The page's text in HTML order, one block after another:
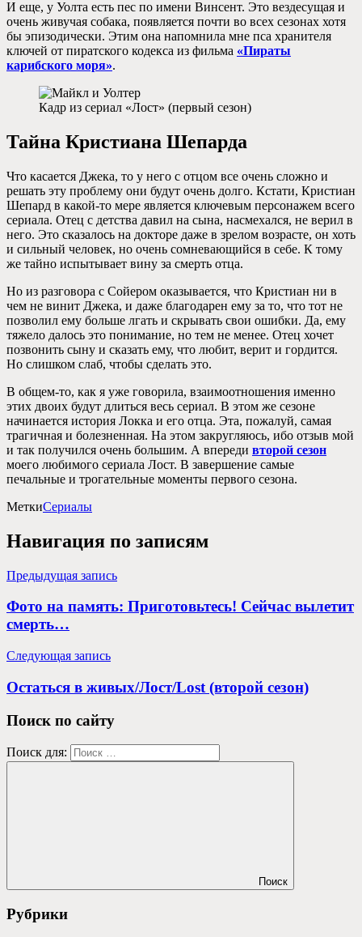
И еще, у Уолта есть пес по имени Винсент. Это вездесущая и
очень живучая собака, появляется почти во всех сезонах хотя
бы эпизодически. Этим она напомнила мне пса хранителя
ключей от пиратского кодекса из фильма «Пираты
карибского моря».
Кадр из сериал «Лост» (первый сезон)
Тайна Кристиана Шепарда
Что касается Джека, то у него с отцом все очень сложно и
решать эту проблему они будут очень долго. Кстати, Кристиан
Шепард в какой-то мере является ключевым персонажем всего
сериала. Отец с детства давил на сына, насмехался, не верил в
него. Это сказалось на докторе даже в зрелом возрасте, он хоть
и сильный человек, но очень сомневающийся в себе. К тому
же тайно испытывает вину за смерть отца.
Но из разговора с Сойером оказывается, что Кристиан ни в
чем не винит Джека, и даже благодарен ему за то, что тот не
позволил ему больше лгать и скрывать свои ошибки. Да, ему
тяжело далось это понимание, но тем не менее. Отец хочет
позвонить сыну и сказать ему, что любит, верит и гордится.
Но слишком слаб, чтобы сделать это.
В общем-то, как я уже говорила, взаимоотношения именно
этих двоих будут длиться весь сериал. В этом же сезоне
начинается история Локка и его отца. Эта, пожалуй, самая
трагичная и болезненная. На этом закругляюсь, ибо отзыв мой
и так получился очень большим. А впереди второй сезон
моего любимого сериала Лост. В завершение самые
печальные и трогательные моменты первого сезона.
МеткиСериалы
Навигация по записям
Предыдущая запись
Фото на память: Приготовьтесь! Сейчас вылетит
смерть…
Следующая запись
Остаться в живых/Лост/Lost (второй сезон)
Поиск по сайту
Поиск для:
Поиск
Рубрики